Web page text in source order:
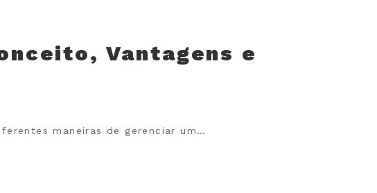
Vantagens e
maneiras de gerenciar um…